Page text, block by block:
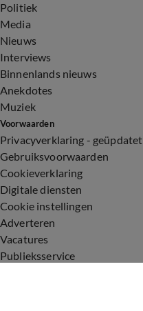
Politiek
Media
Nieuws
Interviews
Binnenlands nieuws
Anekdotes
Muziek
Voorwaarden
Privacyverklaring - geüpdatet
Gebruiksvoorwaarden
Cookieverklaring
Digitale diensten
Cookie instellingen
Adverteren
Vacatures
Publieksservice